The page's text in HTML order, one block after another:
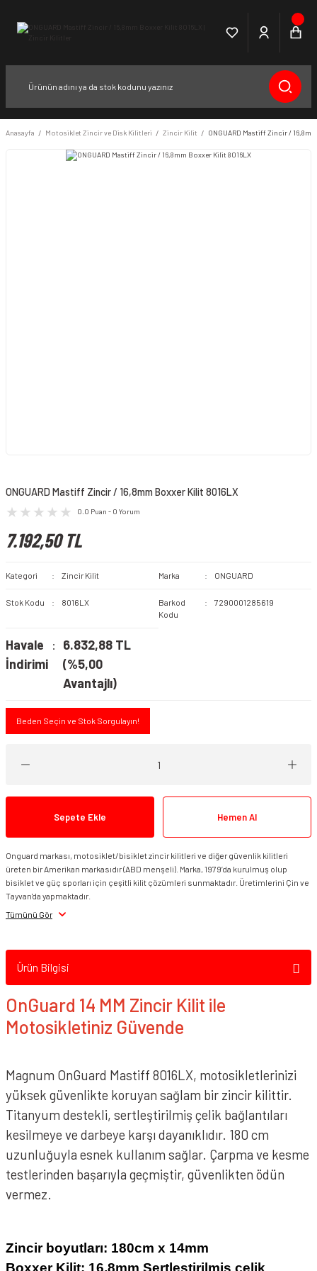
Anasayfa Motosiklet Zincir ve Disk Kilitleri Zincir Kilit ONGUARD Mastiff Zincir /
ONGUARD Mastiff Zincir / 16,8mm Boxxer Kilit 8016LX
0.0 Puan - 0 Yorum
7.192,50 TL
Kategori Zincir Kilit Marka ONGUARD
Stok Kodu 8016LX
Barkod
Kodu
7290001285619
Havale
İndirimi
6.832,88 TL
(%5,00
Avantajlı)
Beden Seçin ve Stok Sorgulayın!
Sepete Ekle Hemen Al
Onguard markası, motosiklet/bisiklet zincir kilitleri ve diğer güvenlik kilitleri
üreten bir Amerikan markasıdır (ABD menşeli). Marka, 1979’da kurulmuş olup
bisiklet ve güç sporları için çeşitli kilit çözümleri sunmaktadır. Üretimlerini Çin ve
Tayvan'da yapmaktadır.
Tümünü Gör
Ürün Bilgisi
OnGuard 14 MM Zincir Kilit ile
Motosikletiniz Güvende
Magnum OnGuard Mastiff 8016LX, motosikletlerinizi
yüksek güvenlikte koruyan sağlam bir zincir kilittir.
Titanyum destekli, sertleştirilmiş çelik bağlantıları
kesilmeye ve darbeye karşı dayanıklıdır. 180 cm
uzunluğuyla esnek kullanım sağlar. Çarpma ve kesme
testlerinden başarıyla geçmiştir, güvenlikten ödün
vermez.
Zincir boyutları: 180cm x 14mm
Boxxer Kilit: 16,8mm Sertleştirilmiş çelik